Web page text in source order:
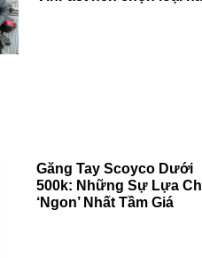
Găng Tay Scoyco Dưới
500k: Những Sự Lựa
‘Ngon’ Nhất Tầm Giá